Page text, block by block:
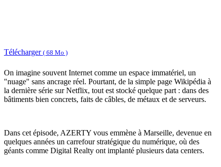
Télécharger ( 68 Mo )
On imagine souvent Internet comme un espace immatériel, un
"nuage" sans ancrage réel. Pourtant, de la simple page Wikipédia à
la dernière série sur Netflix, tout est stocké quelque part : dans des
bâtiments bien concrets, faits de câbles, de métaux et de serveurs.
Dans cet épisode, AZERTY vous emmène à Marseille, devenue en
quelques années un carrefour stratégique du numérique, où des
géants comme Digital Realty ont implanté plusieurs data centers.